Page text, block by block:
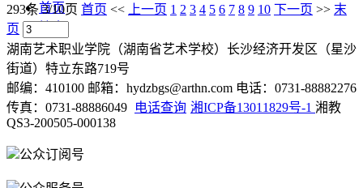
首页
293条 3/10页 首页 << 上一页 1 2 3 4 5 6 7 8 9 10 下一页 >> 末
页
湖南艺术职业学院（湖南省艺术学校）长沙经济开发区（星沙
街道）特立东路719号
邮编：410100 邮箱：hydzbgs@arthn.com 电话：0731-88882276
传真：0731-88886049
电话查询 湘ICP备13011829号-1 湘教
QS3-200505-000138
公众订阅号